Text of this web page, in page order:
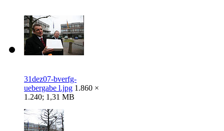
31dez07-bverfg-
uebergabe l.jpg 1.860 ×
1.240; 1,31 MB